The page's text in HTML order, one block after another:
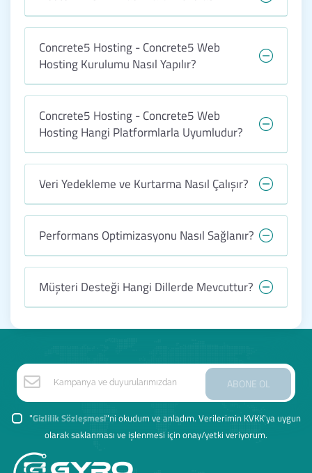
Concrete5 Hosting - Concrete5 Web
Hosting Kurulumu Nasıl Yapılır?
Concrete5 Hosting - Concrete5 Web
Hosting Hangi Platformlarla Uyumludur?
Veri Yedekleme ve Kurtarma Nasıl Çalışır?
Performans Optimizasyonu Nasıl Sağlanır?
Müşteri Desteği Hangi Dillerde Mevcuttur?
ABONE OL
"Gizlilik Sözleşmesi"ni okudum ve anladım. Verilerimin KVKK'ya uygun
olarak saklanması ve işlenmesi için onay/yetki veriyorum.